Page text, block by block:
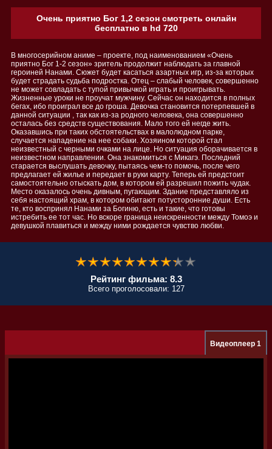
Очень приятно Бог 1,2 сезон смотреть онлайн
бесплатно в hd 720
В многосерийном аниме – проекте, под наименованием «Очень
приятно Бог 1-2 сезон» зритель продолжит наблюдать за главной
героиней Нанами. Сюжет будет касаться азартных игр, из-за которых
будет страдать судьба подростка. Отец – слабый человек, совершенно
не может совладать с тупой привычкой играть и проигрывать.
Жизненные уроки не проучат мужчину. Сейчас он находится в полных
бегах, ибо проиграл все до гроша. Девочка становится потерпевшей в
данной ситуации , так как из-за родного человека, она совершенно
осталась без средств существования. Мало того ей негде жить.
Оказавшись при таких обстоятельствах в малолюдном парке,
случается нападение на нее собаки. Хозяином которой стал
неизвестный с черными очками на лице. Но ситуация оборачивается в
неизвестном направлении. Она знакомиться с Микагэ. Последний
старается выслушать девочку, пытаясь чем-то помочь, после чего
предлагает ей жилье и передает в руки карту. Теперь ей предстоит
самостоятельно отыскать дом, в котором ей разрешил пожить чудак.
Место оказалось очень дивным, пугающим. Здание представляло из
себя настоящий храм, в котором обитают потусторонние души. Есть
те, кто воспринял Нанами за Богиню, есть и такие, что готовы
истребить ее тот час. Но вскоре граница неискренности между Томоэ и
девушкой плавиться и между ними рождается чувство любви.
Рейтинг фильма: 8.3
Всего проголосовали: 127
Видеоплеер 1